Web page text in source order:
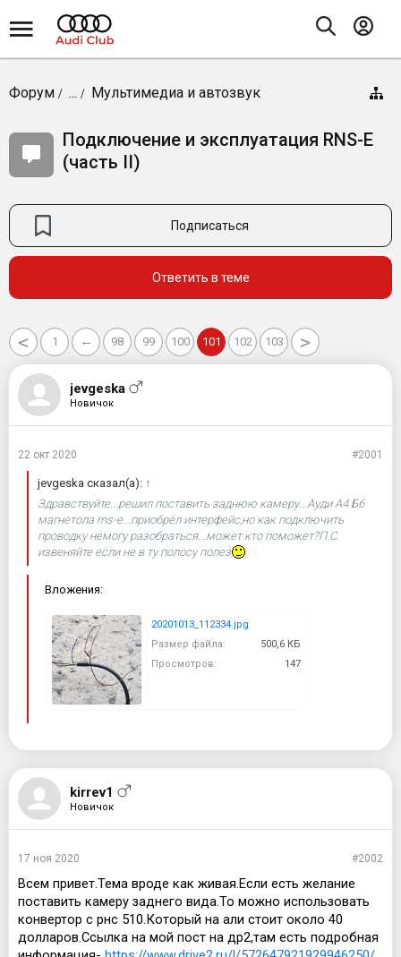
Форум ... Мультимедиа и автозвук
Подключение и эксплуатация RNS-E
(часть II)
Подписаться
Ответить в теме
< 1 ← 98 99 100 101 102 103 >
jevgeska
Новичок
#2001
22 окт 2020
jevgeska сказал(а): ↑
Здравствуйте...решил поставить заднюю камеру...Ауди А4 Б6
магнетола rns-e...приобрёл интерфейс,но как подключить
проводку немогу разобраться...может кто поможет?П.С.
извеняйте если не в ту полосу полез
Вложения:
20201013_112334.jpg
Размер файла:
500,6 КБ
Просмотров:
147
kirrev1
Новичок
#2002
17 ноя 2020
Всем привет.Тема вроде как живая.Если есть желание
поставить камеру заднего вида.То можно использовать
конвертор с рнс 510.Который на али стоит около 40
долларов.Ссылка на мой пост на др2,там есть подробная